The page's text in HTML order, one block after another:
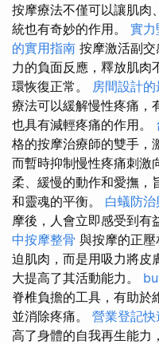
按摩療法不僅可以讓肌肉
統也有奇妙的作用。 實力
的實用指南 按摩激活副
力的負面反應，釋放肌肉
環恢復正常。 房間設計
療法可以緩解慢性疼痛，
也具有減輕疼痛的作用。
格的按摩治療師的雙手，
而暫時抑制慢性疼痛刺激
柔、緩慢的動作和愛撫，
和靈魂的平衡。 白蟻防
摩後，人會立即感受到有
中按摩整骨 與按摩的正
迫肌肉，而是用吸力將皮
大提高了其活動能力。
脊椎負擔的工具，有助於
並消除疼痛。 營業登記快
高了身體的自我再生能力